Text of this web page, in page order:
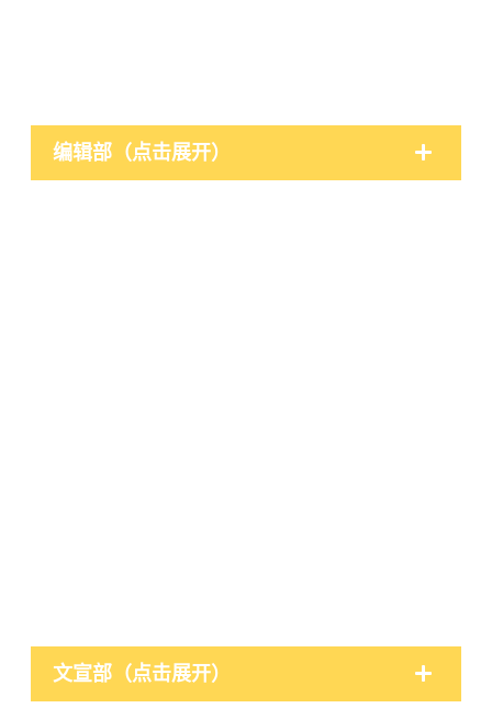
编辑部（点击展开）
文宣部（点击展开）